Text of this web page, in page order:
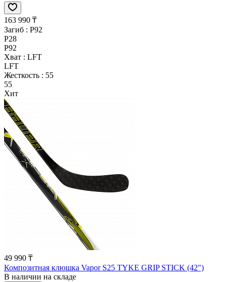
163 990 ₸
Загиб : P92
P28
P92
Хват : LFT
LFT
Жесткость : 55
55
Хит
49 990 ₸
Композитная клюшка Vapor S25 TYKE GRIP STICK (42")
В наличии на складе